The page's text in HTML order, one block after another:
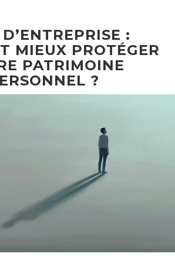
:
MIEUX PROTÉGER
PATRIMOINE
?